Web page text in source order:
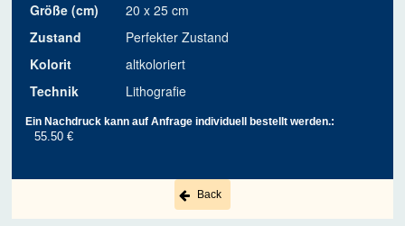
Größe (cm)
20 x 25 cm
Zustand
Perfekter Zustand
Kolorit
altkoloriert
Technik
Lithografie
Ein Nachdruck kann auf Anfrage individuell bestellt werden.:
55.50 €
Back